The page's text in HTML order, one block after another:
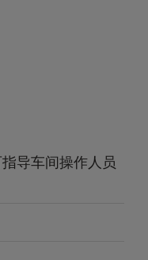
导车间操作人员